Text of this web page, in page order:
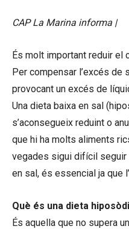
CAP La Marina informa |
És molt important reduir el
Per compensar l’excés de
provocant un excés de
Una dieta baixa en sal
s’aconsegueix reduint o
que hi ha molts aliments
vegades sigui difícil seguir
en sal, és essencial ja que
Què és una dieta
És aquella que no supera